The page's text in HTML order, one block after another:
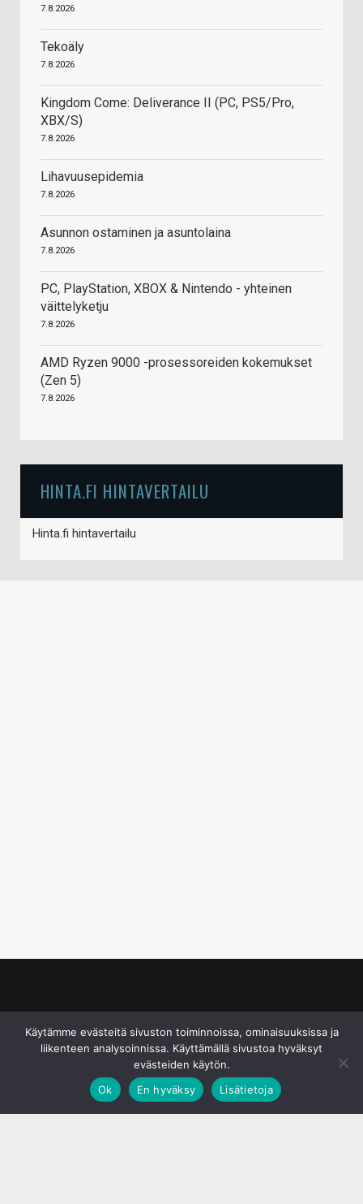
7.8.2026
Tekoäly
7.8.2026
Kingdom Come: Deliverance II (PC, PS5/Pro,
XBX/S)
7.8.2026
Lihavuusepidemia
7.8.2026
Asunnon ostaminen ja asuntolaina
7.8.2026
PC, PlayStation, XBOX & Nintendo - yhteinen
väittelyketju
7.8.2026
AMD Ryzen 9000 -prosessoreiden kokemukset
(Zen 5)
7.8.2026
HINTA.FI HINTAVERTAILU
Hinta.fi hintavertailu
Käytämme evästeitä sivuston toiminnoissa, ominaisuuksissa ja
liikenteen analysoinnissa. Käyttämällä sivustoa hyväksyt
evästeiden käytön.
Ok
En hyväksy Lisätietoja